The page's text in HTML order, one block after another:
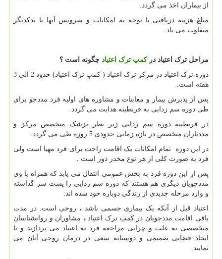
از بیماران اخذ می گردد.
مبلغ هزینه دریافتی با توجه به امکانات و سرویس آنها با یدکدیگر
متفاوت می باد.
مراحل ترک اعتیاد درکمپ ترک اعتیاد چگونه است ؟
دوره ترک اعتیاد در مرکز ترک اعتیاد ( کمپ ترک اعتیاد) حدود 2 الی 3
هفته است.
پس از پذیرش بیمار و معاینات و مشاوره های اولیه فرد مددجو برای
طی دوره سم زدایی به قرنطینه هدایت می گردد.
در قرنطینه دوره سم زدایی زیر نظر پزشک متخصص مرکز و
مددیاران متخصص در بازه زمانی حدودی 5 روزه طی می گردد.
در این دوره تمام امکانات یک اقامت راحت برای فرد مهیا است ولی
فرد به صورت کلی از هر نوع مخدر دور است .
پس از این دوره فرد به بخش عمومی انتقال می یابد که همراه با وی
مددجویان دیگری هم هستند که دوره سم زدایی را پشت سر گذاشته
و وارد مرحله جدیدی از زندگی دوباره خود شده اند.
اعتیاد قبل از آنکه یک بیماری جسمی باشد ، روحی است. در مدت
باقی اقامت مددجویان در کمپ ترک اعتیاد ، مشاوران و روانشناسان
متخصصی به علت و چرایی مراجعه فرد به اعتیاد می پردازند و با
ایجاد فضایی صمیمی و دوستانه سعی در درمان روحی آنان می
نمایند.